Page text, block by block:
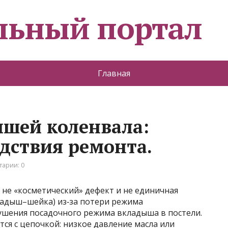
портал
Главная
коленвала:
ремонта.
0
«косметический» дефект и не единичная
из‑за потери режима
посадочного режима вкладыша в постели.
с цепочкой: низкое давление масла или